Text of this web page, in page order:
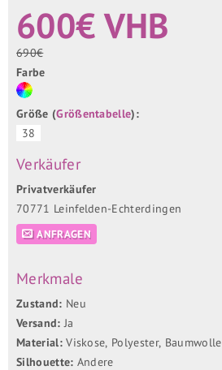
600€ VHB
690€
Farbe
Größe (Größentabelle):
38
Verkäufer
Privatverkäufer
70771 Leinfelden-Echterdingen
ANFRAGEN
Merkmale
Zustand: Neu
Versand: Ja
Material:Viskose, Polyester, Baumwolle
Silhouette: Andere